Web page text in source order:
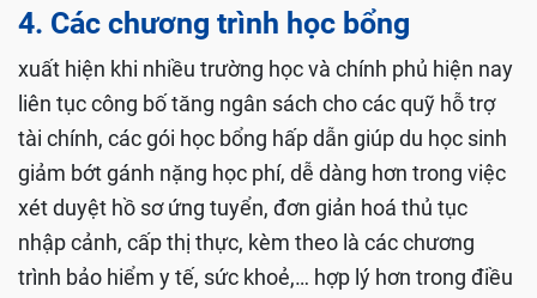
4. Các chương trình học bổng
xuất hiện khi nhiều trường học và chính phủ hiện nay
liên tục công bố tăng ngân sách cho các quỹ hỗ trợ
tài chính, các gói học bổng hấp dẫn giúp du học sinh
giảm bớt gánh nặng học phí, dễ dàng hơn trong việc
xét duyệt hồ sơ ứng tuyển, đơn giản hoá thủ tục
nhập cảnh, cấp thị thực, kèm theo là các chương
trình bảo hiểm y tế, sức khoẻ,… hợp lý hơn trong điều